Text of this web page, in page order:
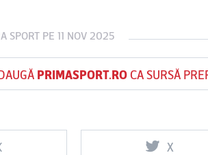
SPORT PE 11 NOV 2025
PRIMASPORT.ROCA SURSĂ
X
Sepsi OSK Sf
Vs
FCSB